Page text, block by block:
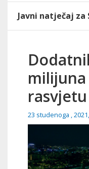
Javni natječaj
rasvjetu
23 studenoga ,